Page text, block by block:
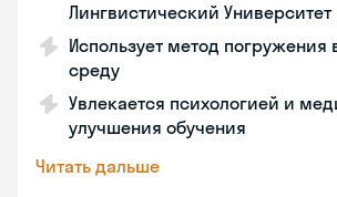
Лингвистический Университет
Использует метод погружения
среду
Увлекается психологией и
улучшения обучения
Читать дальше